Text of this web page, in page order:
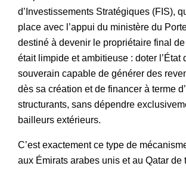
d’Investissements Stratégiques (FIS),
place avec l’appui du ministère du
destiné à devenir le propriétaire final de
était limpide et ambitieuse : doter l’État
souverain capable de générer des
dès sa création et de financer à terme
structurants, sans dépendre
bailleurs extérieurs.
C’est exactement ce type de
aux Émirats arabes unis et au Qatar de